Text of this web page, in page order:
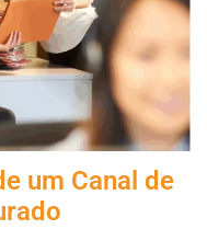
um Canal de